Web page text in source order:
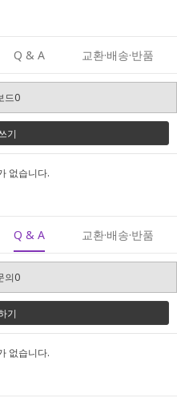
Q & A 교환·배송·반품
드0
기
없습니다.
Q & A 교환·배송·반품
의0
기
없습니다.